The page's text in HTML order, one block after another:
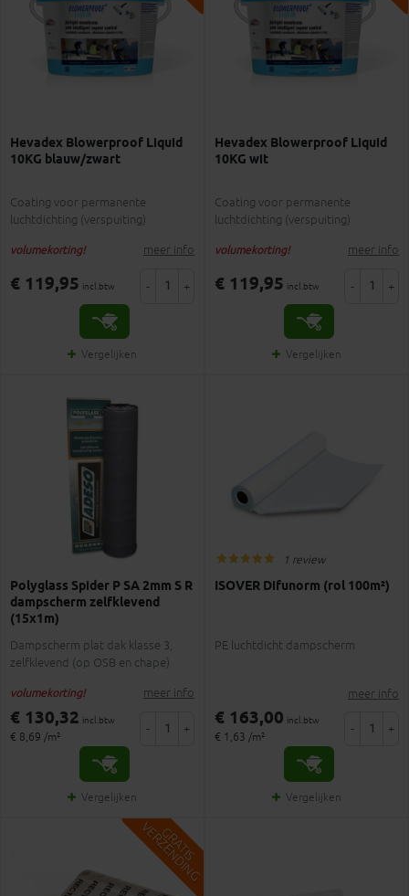
Hevadex Blowerproof Liquid
10KG blauw/zwart
Coating voor permanente
luchtdichting (verspuiting)
volumekorting! meer info
€ 119,95 incl.btw - +
Vergelijken
Hevadex Blowerproof Liquid
10KG wit
Coating voor permanente
luchtdichting (verspuiting)
volumekorting! meer info
€ 119,95 incl.btw - +
Vergelijken
Polyglass Spider P SA 2mm S R
dampscherm zelfklevend
(15x1m)
Dampscherm plat dak klasse 3,
zelfklevend (op OSB en chape)
volumekorting! meer info
€ 130,32 incl.btw
€ 8,69 /m²
- +
Vergelijken
1 review
ISOVER Difunorm (rol 100m²)
PE luchtdicht dampscherm
meer info
€ 163,00 incl.btw
€ 1,63 /m²
- +
Vergelijken
G
R
A
T
I
S
V
E
R
Z
E
N
D
I
N
G